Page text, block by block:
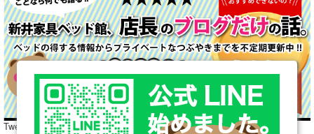
Tweets by araibed300